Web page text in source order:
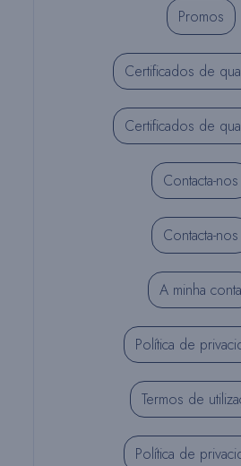
Promos
Certificados de
Certificados de
Contacta-nos
Contacta-nos
A minha conta
Política de
Termos de
Política de